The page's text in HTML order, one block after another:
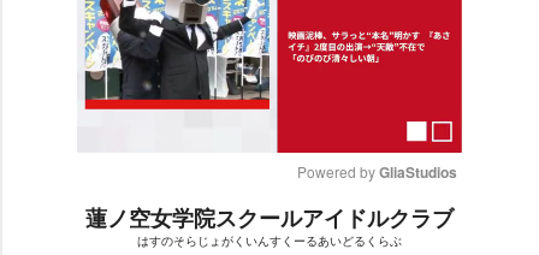
M
u
Powered by GliaStudios
蓮ノ空女学院スクールアイドルクラブ
はすのそらじょがくいんすくーるあいどるくらぶ